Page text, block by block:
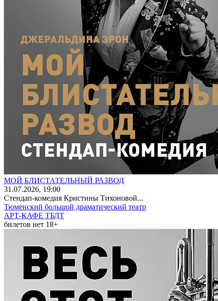
МОЙ БЛИСТАТЕЛЬНЫЙ РАЗВОД
31 .07.2026, 19:00
Стендап-комедия Кристины Тихоновой...
Тюменский большой драматический театр
АРТ-КАФЕ ТБДТ
билетов нет 18+